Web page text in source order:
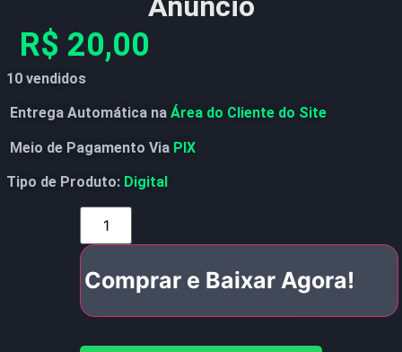
R$ 20,00
10 vendidos
Entrega Automática na Área do Cliente do Site
Meio de Pagamento Via PIX
Tipo de Produto: Digital
Comprar e Baixar Agora!